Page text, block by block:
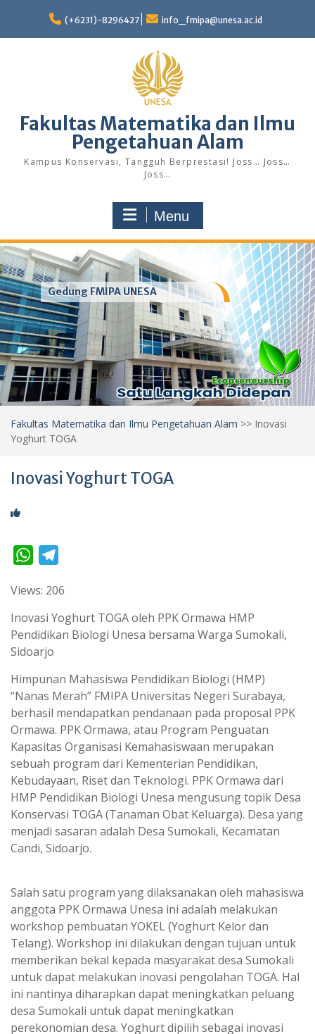
content
(+6231)-8296427 info_fmipa@unesa.ac.id
Fakultas Matematika dan Ilmu
Pengetahuan Alam
Kampus Konservasi, Tangguh Berprestasi! Joss… Joss…
Joss…
Menu
Gedung FMIPA UNESA
Fakultas Matematika dan Ilmu Pengetahuan Alam >> Inovasi
Yoghurt TOGA
Inovasi Yoghurt TOGA
W
a
t
s
A
p
p
l
e
g
a
m
Views: 206
Inovasi Yoghurt TOGA oleh PPK Ormawa HMP
Pendidikan Biologi Unesa bersama Warga Sumokali,
Sidoarjo
Himpunan Mahasiswa Pendidikan Biologi (HMP)
“Nanas Merah” FMIPA Universitas Negeri Surabaya,
berhasil mendapatkan pendanaan pada proposal PPK
Ormawa. PPK Ormawa, atau Program Penguatan
Kapasitas Organisasi Kemahasiswaan merupakan
sebuah program dari Kementerian Pendidikan,
Kebudayaan, Riset dan Teknologi. PPK Ormawa dari
HMP Pendidikan Biologi Unesa mengusung topik Desa
Konservasi TOGA (Tanaman Obat Keluarga). Desa yang
menjadi sasaran adalah Desa Sumokali, Kecamatan
Candi, Sidoarjo.
Salah satu program yang dilaksanakan oleh mahasiswa
anggota PPK Ormawa Unesa ini adalah melakukan
workshop pembuatan YOKEL (Yoghurt Kelor dan
Telang). Workshop ini dilakukan dengan tujuan untuk
memberikan bekal kepada masyarakat desa Sumokali
untuk dapat melakukan inovasi pengolahan TOGA. Hal
ini nantinya diharapkan dapat meningkatkan peluang
desa Sumokali untuk dapat meningkatkan
perekonomian desa. Yoghurt dipilih sebagai inovasi